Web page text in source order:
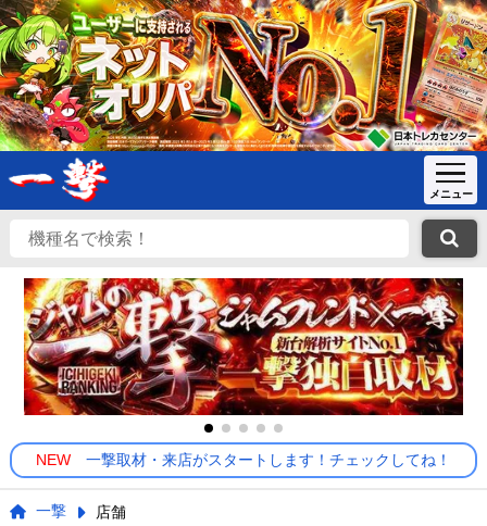
NEW 一撃取材・来店がスタートします！チェックしてね！
一撃 店舗